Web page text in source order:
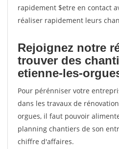
rapidement $etre en contact
réaliser rapidement leurs
Rejoignez notre
trouver des
etienne-les-
Pour pérénniser votre
dans les travaux de
orgues, il faut pouvoir
planning chantiers de son
chiffre d'affaires.